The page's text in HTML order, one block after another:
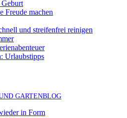
Freude machen
und streifenfrei reinigen
Urlaubstipps
GARTENBLOG
in Form